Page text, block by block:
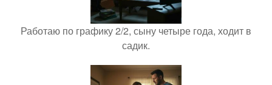
Работаю по графику 2/2, сыну четыре года, ходит в
садик.